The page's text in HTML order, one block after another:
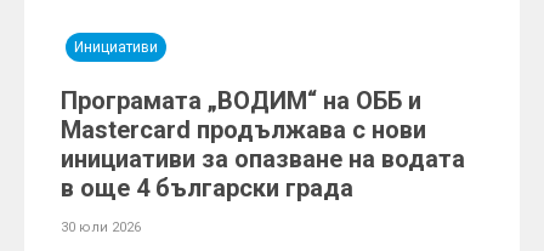
Инициативи
Програмата „ВОДИМ“ на ОББ и
Mastercard продължава с нови
инициативи за опазване на водата
в още 4 български града
30 юли 2026